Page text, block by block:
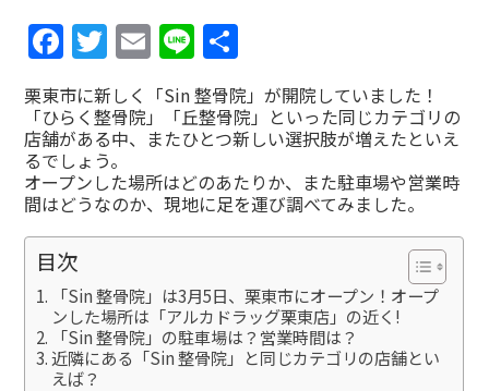
Facebook
Twitter
Email
Line
有
栗東市に新しく「Sin 整骨院」が開院していました！
「ひらく整骨院」「丘整骨院」といった同じカテゴリの
店舗がある中、またひとつ新しい選択肢が増えたといえ
るでしょう。
オープンした場所はどのあたりか、また駐車場や営業時
間はどうなのか、現地に足を運び調べてみました。
目次
「Sin 整骨院」は3月5日、栗東市にオープン！オープ
ンした場所は「アルカドラッグ栗東店」の近く!
「Sin 整骨院」の駐車場は？営業時間は？
近隣にある「Sin 整骨院」と同じカテゴリの店舗とい
えば？